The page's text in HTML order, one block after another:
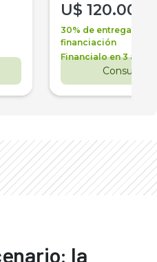
U$ 120.000
30% de entrega +
financiación
Financialo en 3 años
Consultar
la